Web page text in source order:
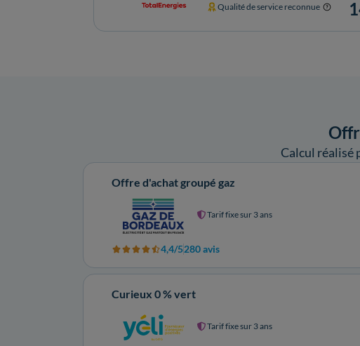
Qualité de service reconnue
Calcul réalisé
Offre d'achat groupé gaz
Tarif fixe sur 3 ans
4,4/5280 avis
Curieux 0 % vert
Tarif fixe sur 3 ans